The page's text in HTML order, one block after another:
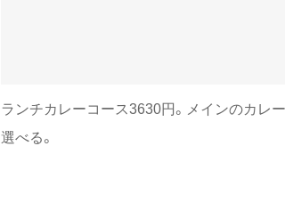
ランチカレーコース3630円。メインのカレ
選べる。